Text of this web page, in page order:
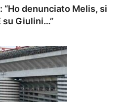
denunciato Melis, si
su Giulini…”